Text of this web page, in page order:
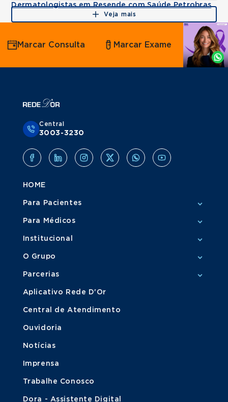
Dermatologistas em Resende com Saúde Petrobras
Veja mais
Agende
por
Whatsapp
Marcar Consulta Marcar Exame
Central
3003-3230
HOME
Para Pacientes
Para Médicos
Institucional
O Grupo
Parcerias
Aplicativo Rede D'Or
Central de Atendimento
Ouvidoria
Notícias
Imprensa
Trabalhe Conosco
Dora - Assistente Digital